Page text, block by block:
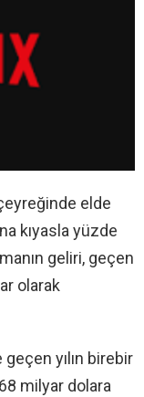
elde
kıyasla yüzde
geliri, geçen
olarak
yılın birebir
milyar dolara